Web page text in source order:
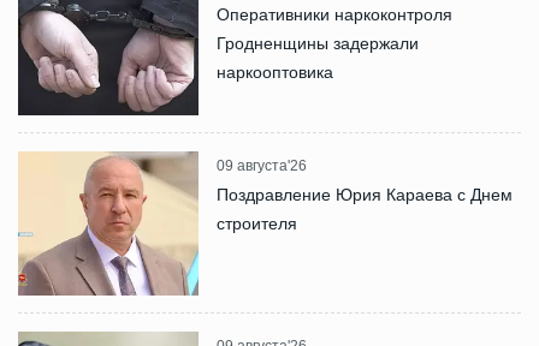
Оперативники наркоконтроля
Гродненщины задержали
наркооптовика
09 августа'26
Поздравление Юрия Караева с Днем
строителя